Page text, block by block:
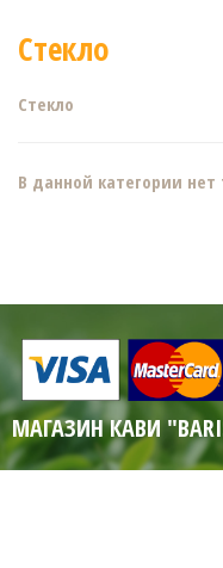
Стекло
Стекло
В данной категории нет
МАГАЗИН КАВИ